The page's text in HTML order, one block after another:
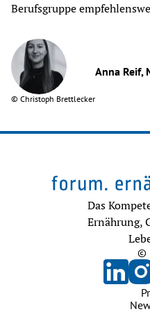
Berufsgruppe
© Christoph Brettlecker
Anna Reif,
Das
Ernährung,
©